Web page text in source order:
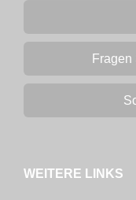
WEITERE LINKS